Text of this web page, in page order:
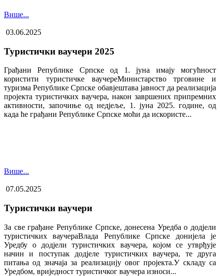
Више...
03.06.2025
Туристички ваучери 2025
Грађани Републике Српске од 1. јуна имају могућност
користити туристичке ваучере​Министарство трговине и
туризма Републике Српске обавјештава јавност да реализација
пројекта туристичких ваучера, након завршених припремних
активности, започиње од недјеље, 1. јуна 2025. године, од
када ће грађани Републике Српске моћи да искористе...
Више...
07.05.2025
Туристички ваучери
За све грађане Републике Српске, донесена Уредба о додјели
туристичких ваучера​Влада Републике Српске донијела је
Уредбу о додјели туристичких ваучера, којом се утврђује
начин и поступак додјеле туристичких ваучера, те друга
питања од значаја за реализацију овог пројекта.У складу са
Уредбом, вриједност туристичког ваучера износи...